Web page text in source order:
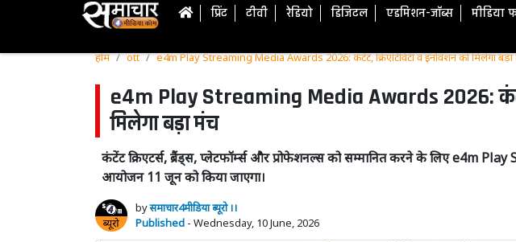
प्रिंट टीवी रेडियो डिजिटल एडमिशन-जॉब्स मीडिया
होम ott e4m Play Streaming Media Awards 2026: कंटेंट, क्रिएटिविटी व इनोवेशन को मिलेगा
e4m Play Streaming Media Awards 2026:
मिलेगा बड़ा मंच
कंटेंट क्रिएटर्स, ब्रैंड्स, प्लेटफॉर्म्स और प्रोफेशनल्स को सम्मानित करने के लिए e4m
आयोजन 11 जून को किया जाएगा।
byसमाचार4मीडिया ब्यूरो ।।
Published - Wednesday, 10 June, 2026